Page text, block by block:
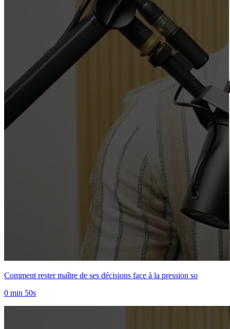
Comment rester maître de ses décisions face à la pression so
0 min 50s